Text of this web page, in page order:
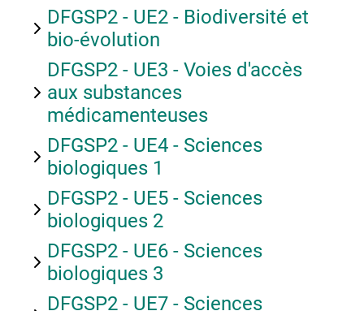
DFGSP2 - UE2 - Biodiversité et
bio-évolution
DFGSP2 - UE3 - Voies d'accès
aux substances
médicamenteuses
DFGSP2 - UE4 - Sciences
biologiques 1
DFGSP2 - UE5 - Sciences
biologiques 2
DFGSP2 - UE6 - Sciences
biologiques 3
DFGSP2 - UE7 - Sciences